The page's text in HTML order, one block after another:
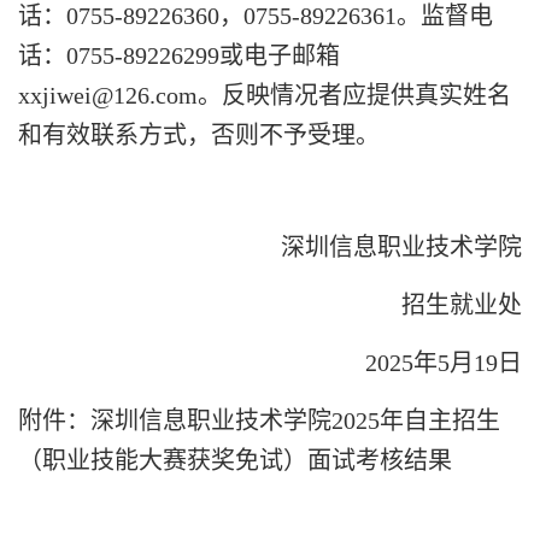
话：0755-89226360，0755-89226361。监督电
话：0755-89226299或电子邮箱
xxjiwei@126.com。反映情况者应提供真实姓名
和有效联系方式，否则不予受理。
深圳信息职业技术学院
招生就业处
2025年5月 19 日
附件： 深圳信息职业技术学院2025年自主招生
（职业技能大赛获奖免试） 面试考核结果